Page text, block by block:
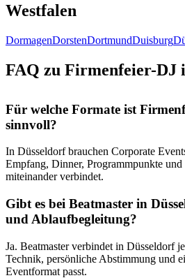
Westfalen
DormagenDorstenDortmundDuisburg
FAQ zu Firmenfeier-DJ
Für welche Formate ist
sinnvoll?
In Düsseldorf brauchen Corporate
Empfang, Dinner, Programmpunkte und
miteinander verbindet.
Gibt es bei Beatmaster in
und Ablaufbegleitung?
Ja. Beatmaster verbindet in Düsseldorf
Technik, persönliche Abstimmung und
Eventformat passt.